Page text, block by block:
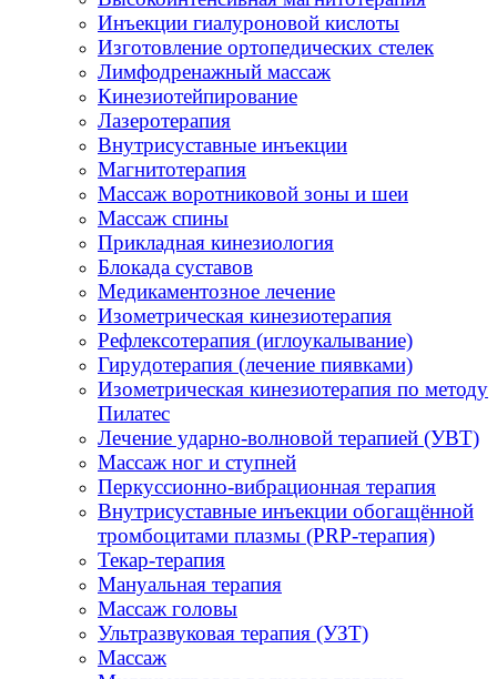
Инъекции гиалуроновой кислоты
Изготовление ортопедических стелек
Лимфодренажный массаж
Кинезиотейпирование
Лазеротерапия
Внутрисуставные инъекции
Магнитотерапия
Массаж воротниковой зоны и шеи
Массаж спины
Прикладная кинезиология
Блокада суставов
Медикаментозное лечение
Изометрическая кинезиотерапия
Рефлексотерапия (иглоукалывание)
Гирудотерапия (лечение пиявками)
Изометрическая кинезиотерапия по методу
Пилатес
Лечение ударно-волновой терапией (УВТ)
Массаж ног и ступней
Перкуссионно-вибрационная терапия
Внутрисуставные инъекции обогащённой
тромбоцитами плазмы (PRP-терапия)
Текар-терапия
Мануальная терапия
Массаж головы
Ультразвуковая терапия (УЗТ)
Массаж